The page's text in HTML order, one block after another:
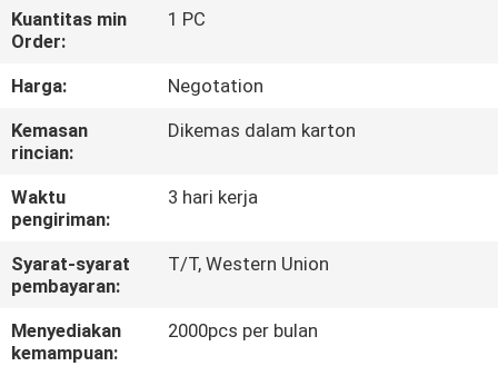
KONTROL
KUALITAS
HUBUNGI
KAMI
BERITA
KASUS
Kuantitas min
Order:
1 PC
Harga:
Negotation
Kemasan
rincian:
Dikemas dalam karton
Waktu
pengiriman:
3 hari kerja
Syarat-syarat
pembayaran:
T/T, Western Union
Menyediakan
kemampuan:
2000pcs per bulan